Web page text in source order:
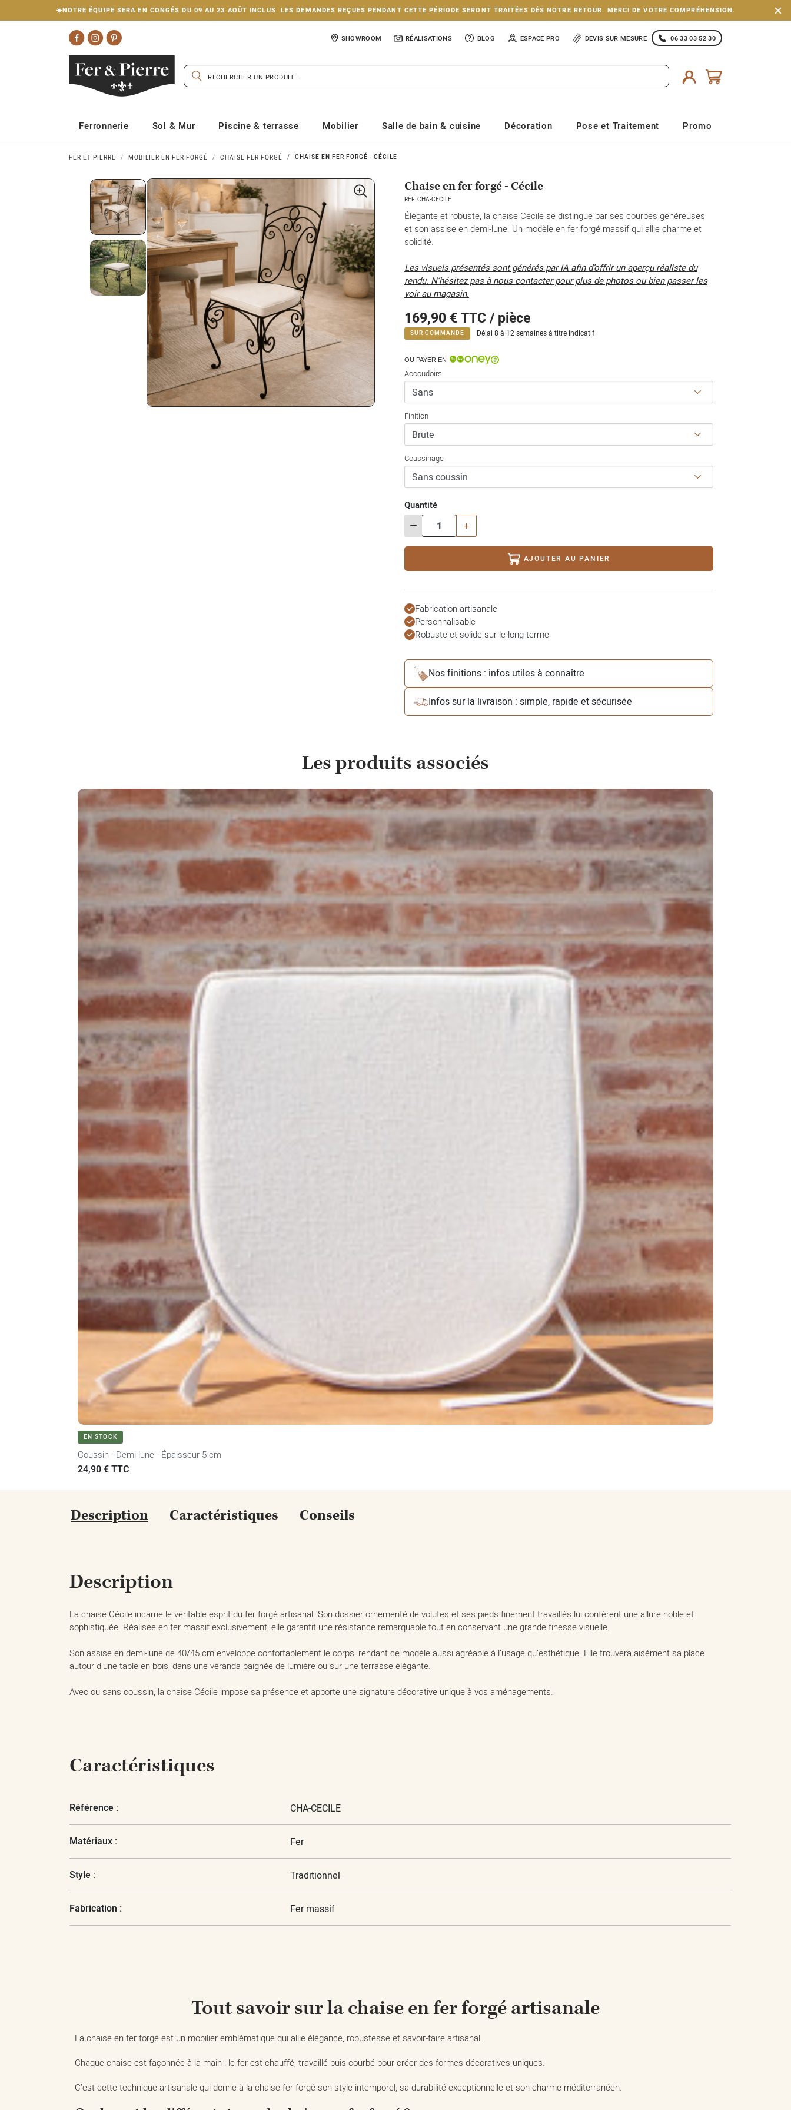
☀️NOTRE ÉQUIPE SERA EN CONGÉS DU 09 AU 23 AOÛT INCLUS. LES DEMANDES REÇUES PENDANT CETTE PÉRIODE SERONT TRAITÉES DÈS NOTRE RETOUR. MERCI DE VOTRE COMPRÉHENSION.
SHOWROOM RÉALISATIONS BLOG ESPACE PRO DEVIS SUR MESURE 06 33 03 52 30
Ferronnerie Sol & Mur Piscine & terrasse Mobilier Salle de bain & cuisine Décoration Pose et Traitement Promo
FER ET PIERRE MOBILIER EN FER FORGÉ CHAISE FER FORGÉ CHAISE EN FER FORGÉ - CÉCILE
Chaise en fer forgé - Cécile
RÉF. CHA-CECILE
Élégante et robuste, la chaise Cécile se distingue par ses courbes généreuses
et son assise en demi-lune. Un modèle en fer forgé massif qui allie charme et
solidité.
Les visuels présentés sont générés par IA afin d’offrir un aperçu réaliste du
rendu. N’hésitez pas à nous contacter pour plus de photos ou bien passer les
voir au magasin.
169,90 €TTC / pièce
SUR COMMANDE Délai 8 à 12 semaines à titre indicatif
OU PAYER EN
Accoudoirs
Finition
Coussinage
Quantité
- +
AJOUTER AU PANIER
Fabrication artisanale
Personnalisable
Robuste et solide sur le long terme
Nos finitions : infos utiles à connaître
Infos sur la livraison : simple, rapide et sécurisée
Les produits associés
EN STOCK
Coussin - Demi-lune - Épaisseur 5 cm
Prix
24,90 € TTC
Description Caractéristiques Conseils
Description
La chaise Cécile incarne le véritable esprit du fer forgé artisanal. Son dossier ornementé de volutes et ses pieds finement travaillés lui confèrent une allure noble et
sophistiquée. Réalisée en fer massif exclusivement, elle garantit une résistance remarquable tout en conservant une grande finesse visuelle.
Son assise en demi-lune de 40/45 cm enveloppe confortablement le corps, rendant ce modèle aussi agréable à l’usage qu’esthétique. Elle trouvera aisément sa place
autour d’une table en bois, dans une véranda baignée de lumière ou sur une terrasse élégante.
Avec ou sans coussin, la chaise Cécile impose sa présence et apporte une signature décorative unique à vos aménagements.
Caractéristiques
Référence : CHA-CECILE
Matériaux : Fer
Style : Traditionnel
Fabrication : Fer massif
Tout savoir sur la chaise en fer forgé artisanale
La chaise en fer forgé est un mobilier emblématique qui allie élégance, robustesse et savoir-faire artisanal.
Chaque chaise est façonnée à la main : le fer est chauffé, travaillé puis courbé pour créer des formes décoratives uniques.
C’est cette technique artisanale qui donne à la chaise fer forgé son style intemporel, sa durabilité exceptionnelle et son charme méditerranéen.